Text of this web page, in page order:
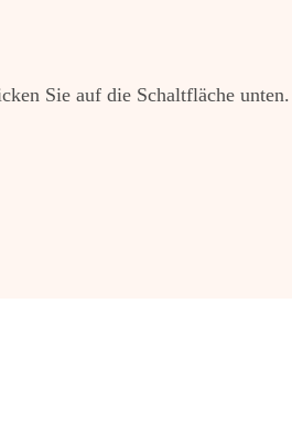
Sie auf die Schaltfläche